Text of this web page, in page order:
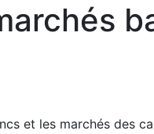
et les marchés des